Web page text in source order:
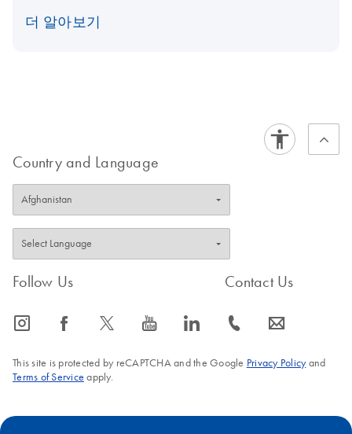
더 알아보기
Country and Language
Follow Us
icon_0065_instagram-s icon_0064_facebook-s icon_0340_cc_gen_x-s icon_0077_youtube-s icon_0066_linkedin-s
Contact Us
icon_0072_phone-s icon_0063_envelope-s
This site is protected by reCAPTCHA and the Google Privacy Policyand
Terms of Service apply.